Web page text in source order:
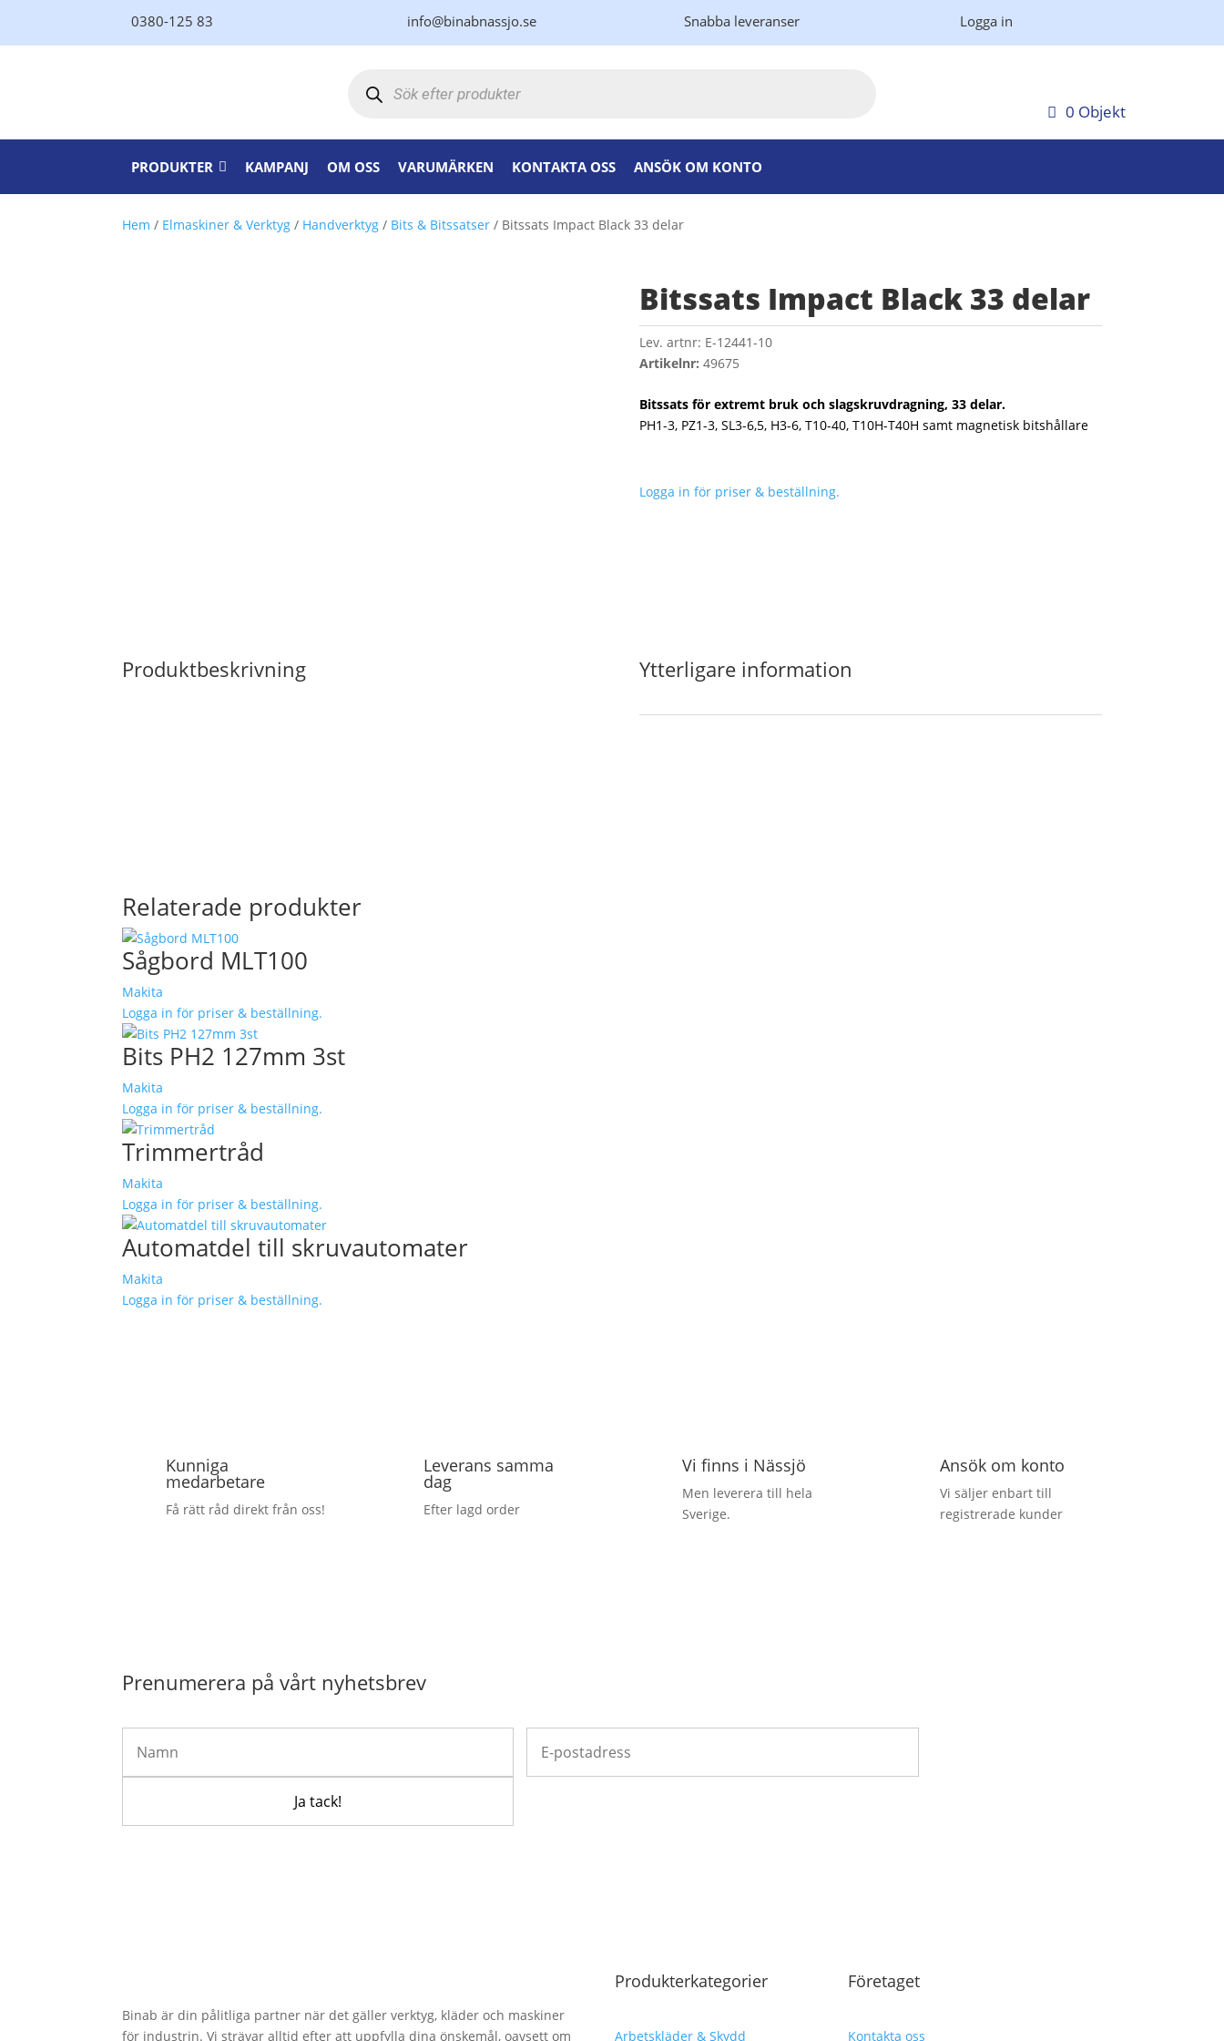
0380-125 83 info@binabnassjo.se Snabba leveranser Logga in
0 Objekt
PRODUKTER KAMPANJ OM OSS VARUMÄRKEN KONTAKTA OSS ANSÖK OM KONTO
Hem / Elmaskiner & Verktyg / Handverktyg / Bits & Bitssatser / Bitssats Impact Black 33 delar
Bitssats Impact Black 33 delar
Lev. artnr: E-12441-10
Artikelnr: 49675
Bitssats för extremt bruk och slagskruvdragning, 33 delar.
PH1-3, PZ1-3, SL3-6,5, H3-6, T10-40, T10H-T40H samt magnetisk bitshållare
Logga in för priser & beställning.
Produktbeskrivning Ytterligare information
Relaterade produkter
Sågbord MLT100
Makita
Logga in för priser & beställning.
Bits PH2 127mm 3st
Makita
Logga in för priser & beställning.
Trimmertråd
Makita
Logga in för priser & beställning.
Automatdel till skruvautomater
Makita
Logga in för priser & beställning.
Kunniga
medarbetare
Få rätt råd direkt från oss!
Leverans samma
dag
Efter lagd order
Vi finns i Nässjö
Men leverera till hela
Sverige.
Ansök om konto
Vi säljer enbart till
registrerade kunder
Prenumerera på vårt nyhetsbrev
Binab är din pålitliga partner när det gäller verktyg, kläder och maskiner
för industrin. Vi strävar alltid efter att uppfylla dina önskemål, oavsett om
Produkterkategorier
Arbetskläder & Skydd
Företaget
Kontakta oss